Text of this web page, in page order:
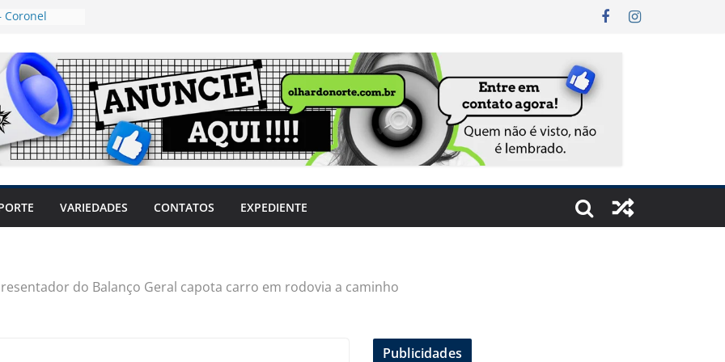
Coronel
mulheres
travar o
produtores
sem
sintomas,
VARIEDADES CONTATOS EXPEDIENTE
do Balanço Geral capota carro em rodovia a caminho
Publicidades